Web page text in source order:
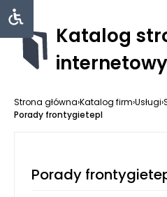
Katalog
Strona główna›Katalog firm›Usługi›
Porady frontygietepl
Porady